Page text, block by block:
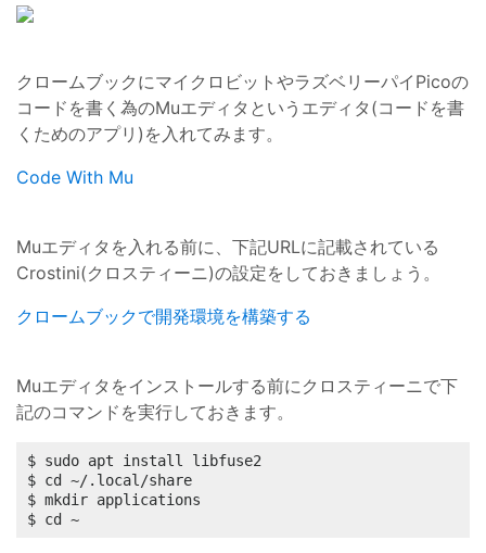
クロームブックにマイクロビットやラズベリーパイPicoの
コードを書く為のMuエディタ というエディタ(コードを書
くためのアプリ)を入れてみます。
Code With Mu
Muエディタを入れる前に、下記URLに記載されている
Crostini(クロスティーニ)の設定をしておきましょう。
クロームブックで開発環境を構築する
Muエディタをインストールする前にクロスティーニで下
記のコマンドを実行しておきます。
$ sudo apt install libfuse2
$ cd ~/.local/share
$ mkdir applications
$ cd ~